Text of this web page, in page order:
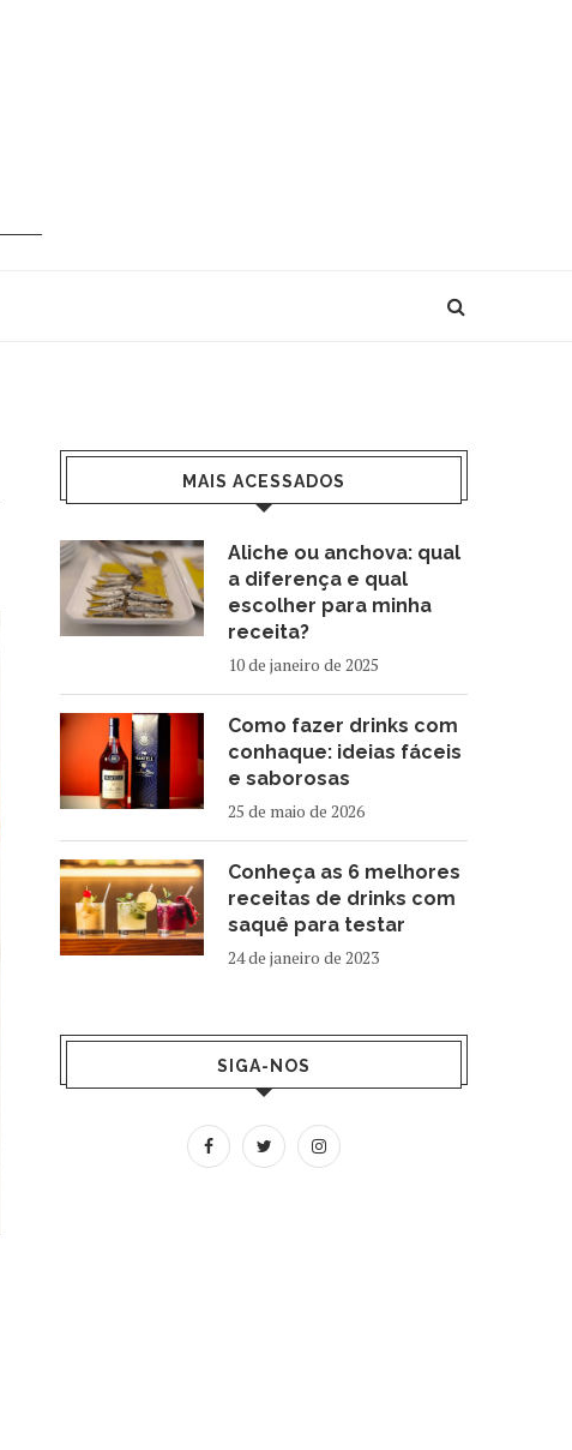
MAIS ACESSADOS
Aliche ou anchova: qual
a diferença e qual
escolher para minha
receita?
10 de janeiro de 2025
Como fazer drinks com
conhaque: ideias fáceis
e saborosas
25 de maio de 2026
Conheça as 6 melhores
receitas de drinks com
saquê para testar
24 de janeiro de 2023
SIGA-NOS